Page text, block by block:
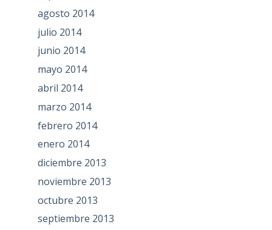
agosto 2014
julio 2014
junio 2014
mayo 2014
abril 2014
marzo 2014
febrero 2014
enero 2014
diciembre 2013
noviembre 2013
octubre 2013
septiembre 2013